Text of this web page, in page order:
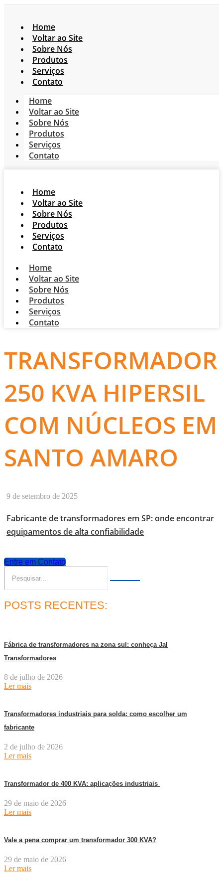
Home
Voltar ao Site
Sobre Nós
Produtos
Serviços
Contato
Home
Voltar ao Site
Sobre Nós
Produtos
Serviços
Contato
Home
Voltar ao Site
Sobre Nós
Produtos
Serviços
Contato
Home
Voltar ao Site
Sobre Nós
Produtos
Serviços
Contato
TRANSFORMADOR
250 KVA HIPERSIL
COM NÚCLEOS EM
SANTO AMARO
9 de setembro de 2025
Fabricante de transformadores em SP: onde encontrar
equipamentos de alta confiabilidade
Entre em Contato
POSTS RECENTES:
Fábrica de transformadores na zona sul: conheça Jal
Transformadores
8 de julho de 2026
Ler mais
Transformadores industriais para solda: como escolher um
fabricante
2 de julho de 2026
Ler mais
Transformador de 400 KVA: aplicações industriais
29 de maio de 2026
Ler mais
Vale a pena comprar um transformador 300 KVA?
29 de maio de 2026
Ler mais